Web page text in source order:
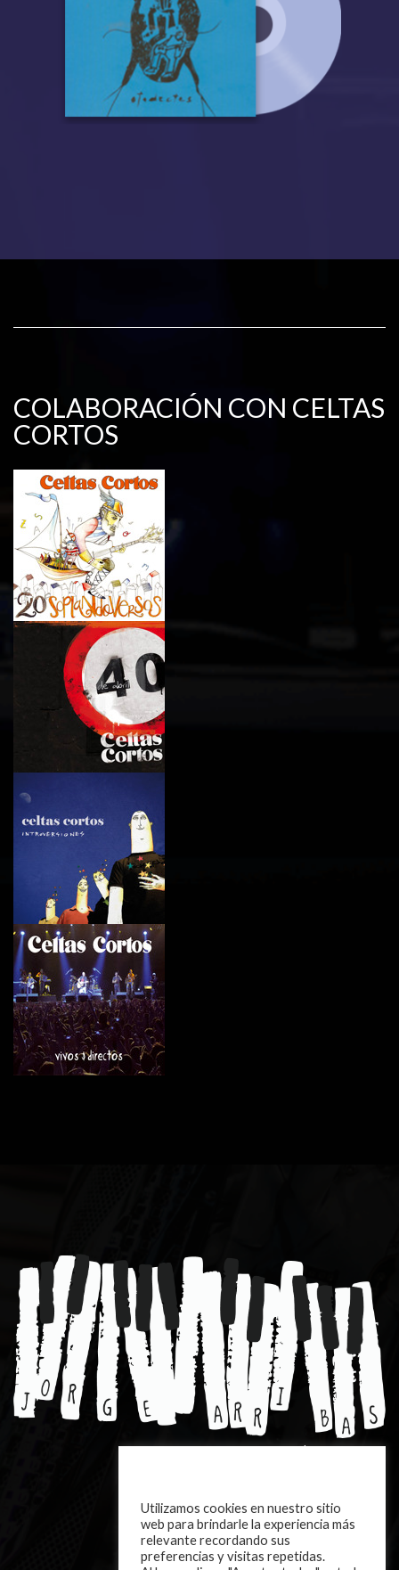
COLABORACIÓN CON CELTAS
CORTOS
EJERCICIOS Y PARTITURAS |DESCARGAR
CONTACTO
Utilizamos cookies en nuestro sitio
web para brindarle la experiencia más
relevante recordando sus
preferencias y visitas repetidas.